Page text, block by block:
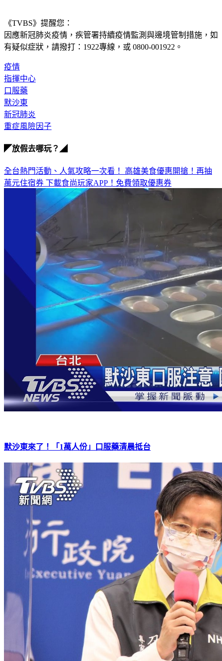
《TVBS》提醒您：
因應新冠肺炎疫情，疾管署持續疫情監測與邊境管制措施， 如
有疑似症狀，請撥打：1922專線，或 0800-001922。
疫情
指揮中心
口服藥
默沙東
新冠肺炎
重症風險因子
◤放假去哪玩？◢
全台熱門活動、人氣攻略一次看！ 高雄美食優惠開搶！再抽
萬元住宿券 下載食尚玩家APP！免費領取優惠券
默沙東來了！「1萬人份」口服藥清晨抵台